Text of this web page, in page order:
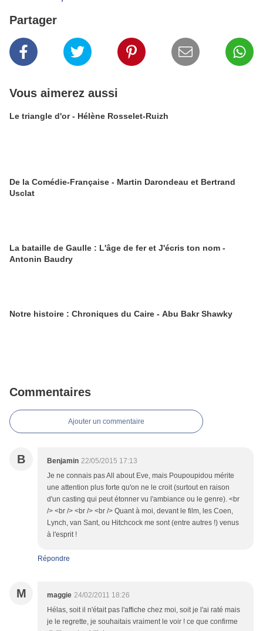
Partager
Vous aimerez aussi
Le triangle d'or - Hélène Rosselet-Ruizh
De la Comédie-Française - Martin Darondeau et Bertrand
Usclat
La bataille de Gaulle : L'âge de fer et J'écris ton nom -
Antonin Baudry
Notre histoire : Chroniques du Caire - Abu Bakr Shawky
Commentaires
Ajouter un commentaire
B Benjamin 22/05/2015 17:13
Je ne connais pas All about Eve, mais Poupoupidou mérite
une attention plus forte qu'on ne le croit (surtout en raison
d'un casting qui peut étonner vu l'ambiance ou le genre). <br
/> <br /> <br /> <br /> Quant à moi, devant le film, les Coen,
Lynch, van Sant, ou Hitchcock me sont (entre autres !) venus
à l'esprit !
Répondre
M maggie 24/02/2011 18:26
Hélas, soit il n'était pas l'affiche chez moi, soit je l'ai raté mais
je le regrette, je souhaitais vraiment le voir ! ce que confirme